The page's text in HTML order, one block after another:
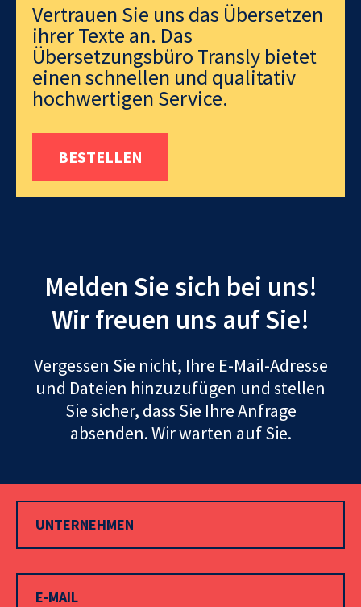
Vertrauen Sie uns das Übersetzen
ihrer Texte an. Das
Übersetzungsbüro Transly bietet
einen schnellen und qualitativ
hochwertigen Service.
BESTELLEN
Melden Sie sich bei uns!
Wir freuen uns auf Sie!
Vergessen Sie nicht, Ihre E-Mail-Adresse
und Dateien hinzuzufügen und stellen
Sie sicher, dass Sie Ihre Anfrage
absenden. Wir warten auf Sie.